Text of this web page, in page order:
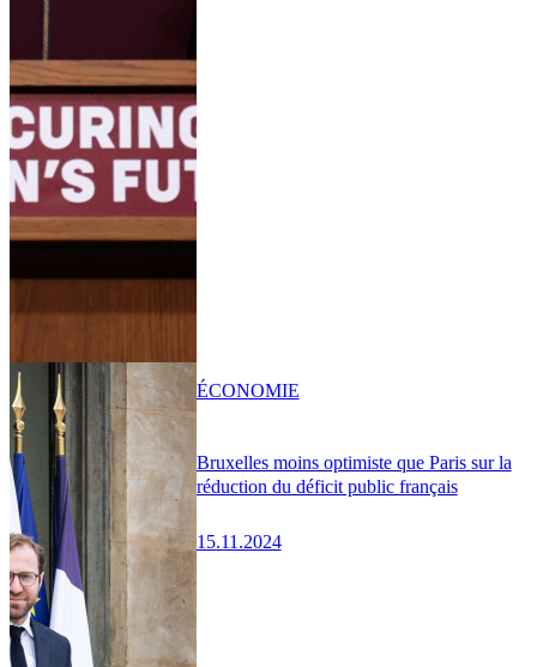
Bruxelles moins optimiste que Paris sur la
réduction du déficit public français
15.11.2024
ÉCONOMIE